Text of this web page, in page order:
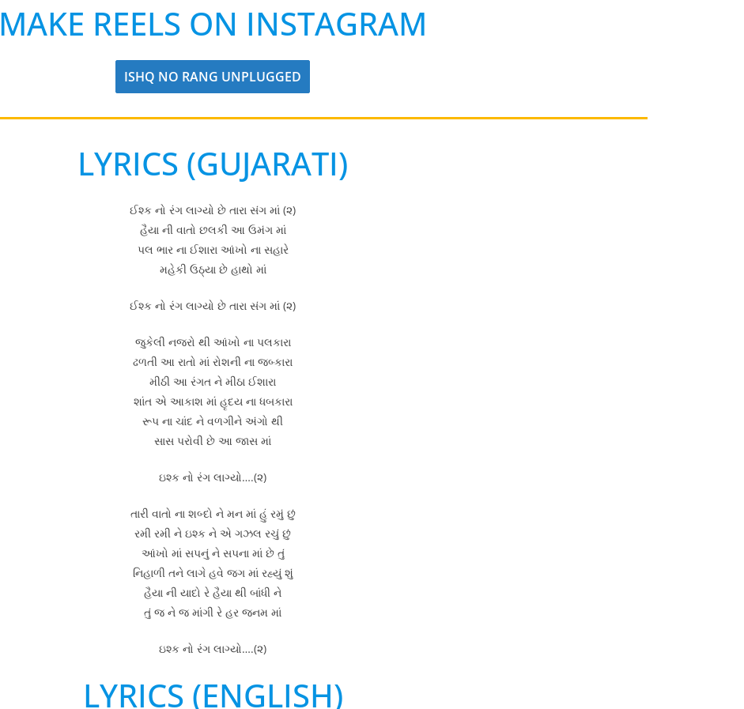
MAKE REELS ON INSTAGRAM
ISHQ NO RANG UNPLUGGED
LYRICS (GUJARATI)
ઈશ્ક નો રંગ લાગ્યો છે તારા સંગ માં (૨)
હૈયા ની વાતો છલકી આ ઉમંગ માં
પલ ભાર ના ઈશારા આંખો ના સહારે
મહેકી ઉઠ્યા છે હાથો માં
ઈશ્ક નો રંગ લાગ્યો છે તારા સંગ માં (૨)
જુકેલી નજરો થી આંખો ના પલકારા
ઢળતી આ રાતો માં રોશની ના જબ્કારા
મીઠી આ રંગત ને મીઠા ઈશારા
શાંત એ આકાશ માં હૃદય ના ધબકારા
રૂપ ના ચાંદ ને વળગીને અંગો થી
સાસ પરોવી છે આ જાસ માં
ઇશ્ક નો રંગ લાગ્યો….(૨)
તારી વાતો ના શબ્દો ને મન માં હું રમું છું
રમી રમી ને ઇશ્ક ને એ ગઝલ રચું છું
આંખો માં સપનું ને સપના માં છે તું
નિહાળી તને લાગે હવે જગ માં રહ્યું શું
હૈયા ની યાદો રે હૈયા થી બાંધી ને
તું જ ને જ માંગી રે હર જનમ માં
ઇશ્ક નો રંગ લાગ્યો….(૨)
LYRICS (ENGLISH)